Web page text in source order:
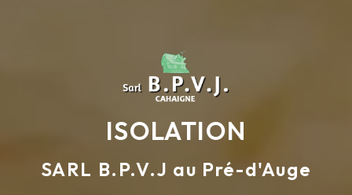
ISOLATION
SARL B.P.V.J au Pré-d'Auge